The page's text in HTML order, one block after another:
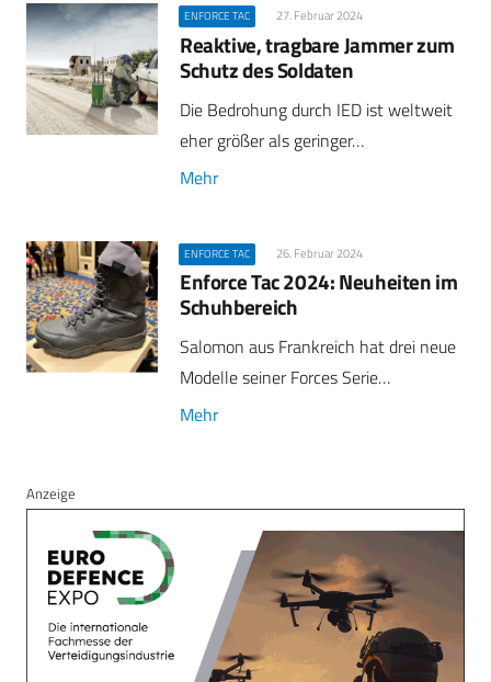
ENFORCE TAC 27. Februar 2024
Reaktive, tragbare Jammer zum
Schutz des Soldaten
Die Bedrohung durch IED ist weltweit
eher größer als geringer…
Mehr
ENFORCE TAC 26. Februar 2024
Enforce Tac 2024: Neuheiten im
Schuhbereich
Salomon aus Frankreich hat drei neue
Modelle seiner Forces Serie…
Mehr
Anzeige